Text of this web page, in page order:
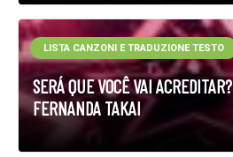
SERÁ QUE VOCÊ VAI ACREDITAR?
FERNANDA TAKAI
LISTA CANZONI E TRADUZIONE TESTO